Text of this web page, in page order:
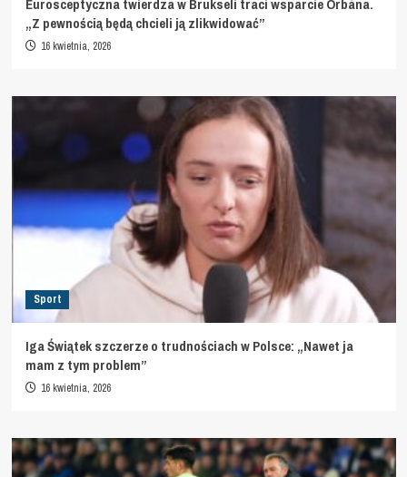
„Z pewnością będą chcieli ją zlikwidować”
16 kwietnia, 2026
Sport
Iga Świątek szczerze o trudnościach w Polsce: „Nawet ja
mam z tym problem”
16 kwietnia, 2026